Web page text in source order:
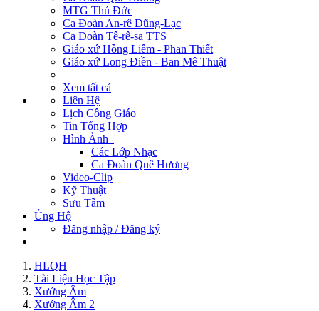
MTG Thủ Đức
Ca Đoàn An-rê Dũng-Lạc
Ca Đoàn Tê-rê-sa TTS
Giáo xứ Hồng Liêm - Phan Thiết
Giáo xứ Long Điền - Ban Mê Thuật
Xem tất cả
Liên Hệ
Lịch Công Giáo
Tin Tổng Hợp
Hình Ảnh
Các Lớp Nhạc
Ca Đoàn Quê Hương
Video-Clip
Kỹ Thuật
Sưu Tầm
Ủng Hộ
Đăng nhập / Đăng ký
HLQH
Tài Liệu Học Tập
Xướng Âm
Xướng Âm 2